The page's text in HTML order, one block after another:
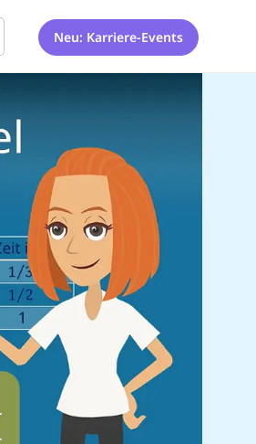
Neu: Karriere-Events